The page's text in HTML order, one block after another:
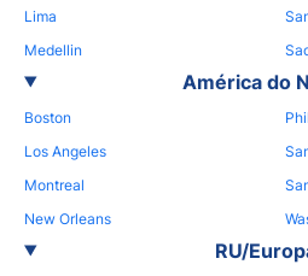
Lima
Medellin
América do
Boston
Los Angeles
Montreal
New Orleans
RU/